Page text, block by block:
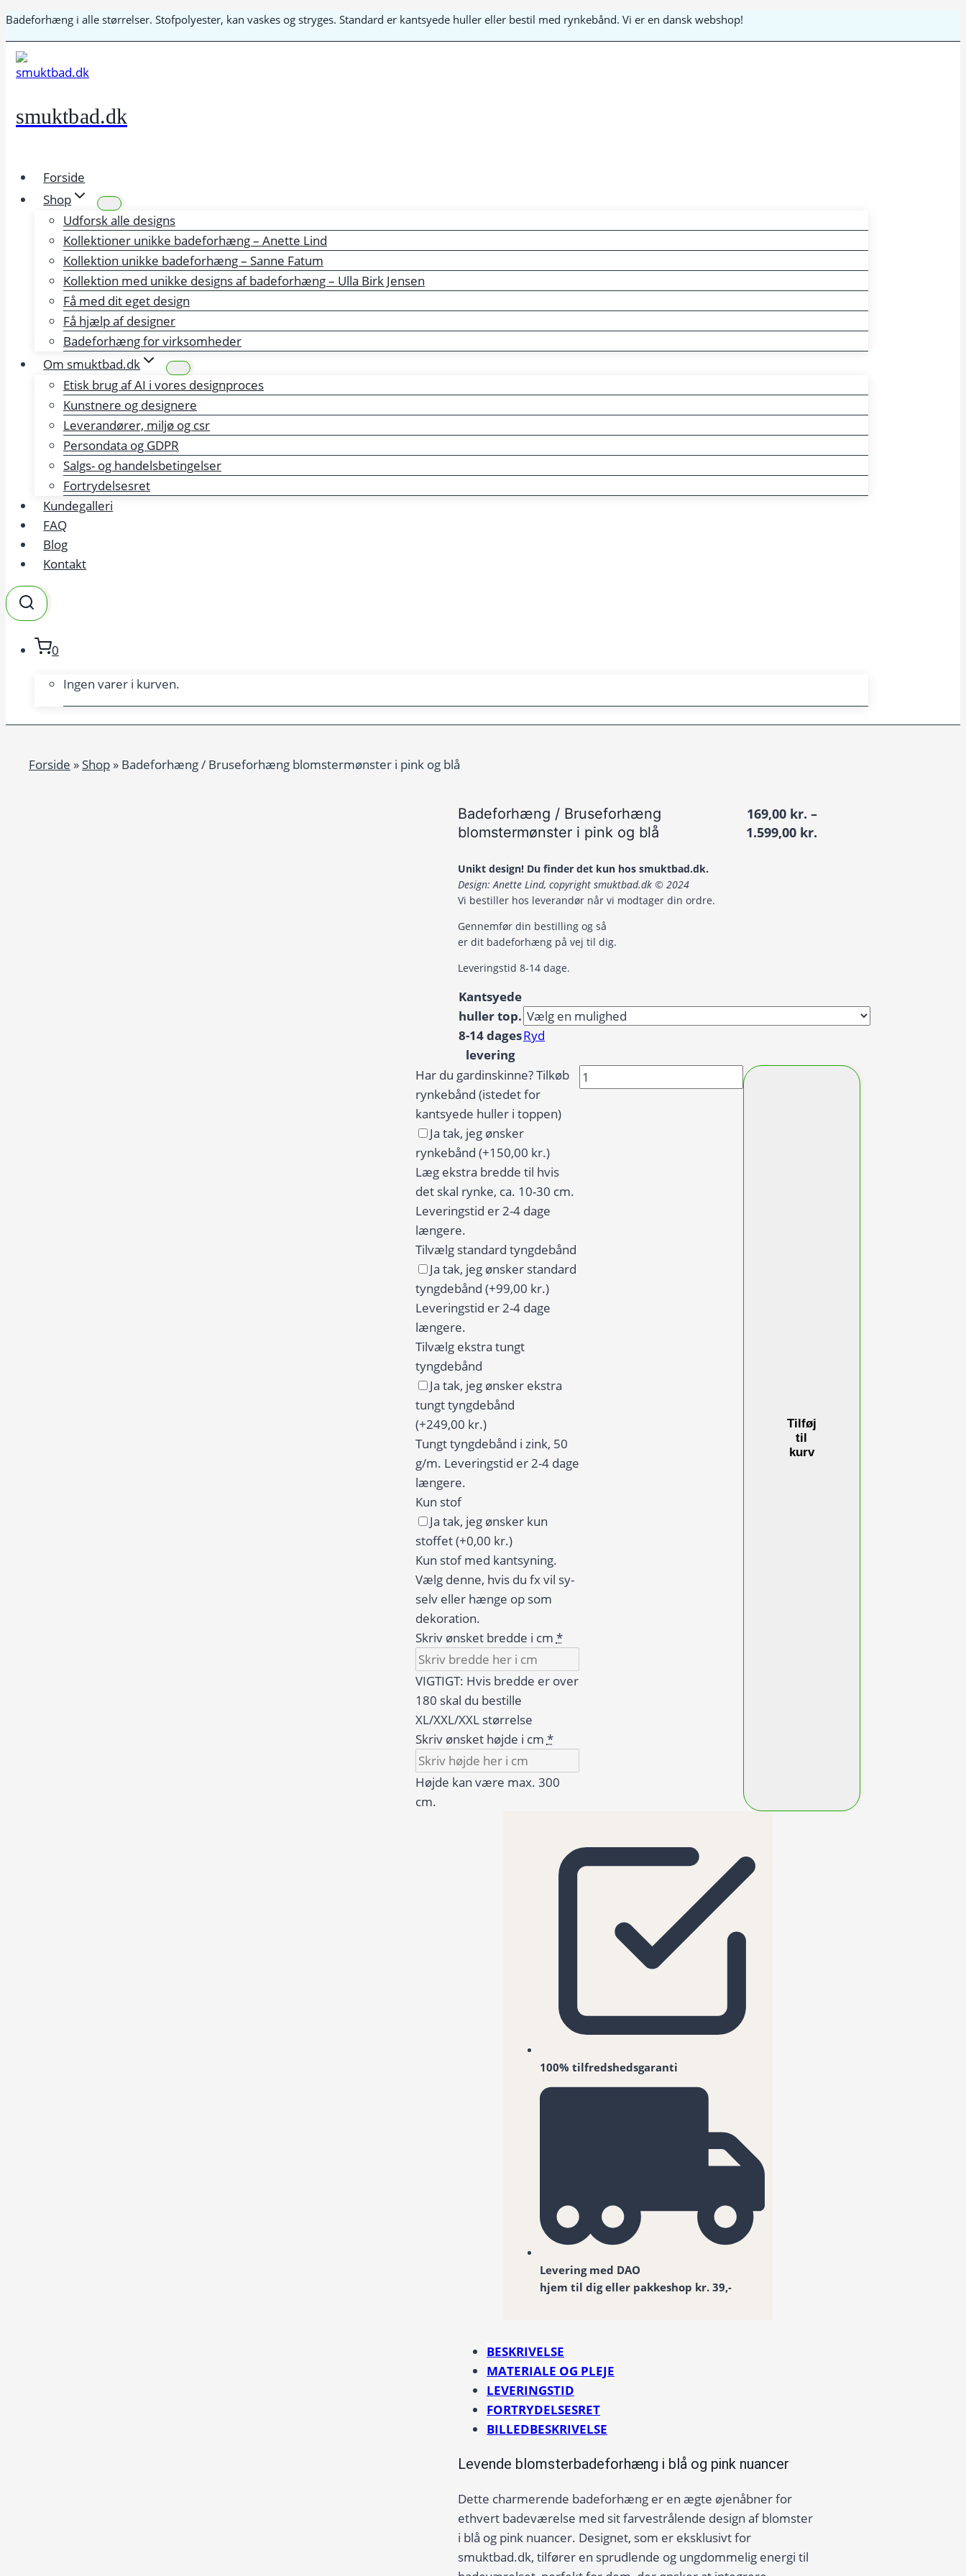
Fortsæt
til
indhold
Badeforhæng i alle størrelser. Stofpolyester, kan vaskes og stryges. Standard er kantsyede huller eller bestil med rynkebånd. Vi er en dansk webshop!
smuktbad.dk
Forside
Shop
Udforsk alle designs
Kollektioner unikke badeforhæng – Anette Lind
Kollektion unikke badeforhæng – Sanne Fatum
Kollektion med unikke designs af badeforhæng – Ulla Birk Jensen
Få med dit eget design
Få hjælp af designer
Badeforhæng for virksomheder
Om smuktbad.dk
Etisk brug af AI i vores designproces
Kunstnere og designere
Leverandører, miljø og csr
Persondata og GDPR
Salgs- og handelsbetingelser
Fortrydelsesret
Kundegalleri
FAQ
Blog
Kontakt
0
Ingen varer i kurven.
Forside »Shop » Badeforhæng / Bruseforhæng blomstermønster i pink og blå
Badeforhæng / Bruseforhæng
blomstermønster i pink og blå
169,00 kr. –
1.599,00 kr.
Unikt design! Du finder det kun hos smuktbad.dk.
Design: Anette Lind, copyright smuktbad.dk © 2024
Vi bestiller hos leverandør når vi modtager din ordre.
Gennemfør din bestilling og så
er dit badeforhæng på vej til dig.
Leveringstid 8-14 dage.
Kantsyede
huller top.
8-14 dages
levering
Ryd
Har du gardinskinne? Tilkøb
rynkebånd (istedet for
kantsyede huller i toppen)
Ja tak, jeg ønsker
rynkebånd (+150,00 kr.)
Læg ekstra bredde til hvis
det skal rynke, ca. 10-30 cm.
Leveringstid er 2-4 dage
længere.
Tilvælg standard tyngdebånd
Ja tak, jeg ønsker standard
tyngdebånd (+99,00 kr.)
Leveringstid er 2-4 dage
længere.
Tilvælg ekstra tungt
tyngdebånd
Ja tak, jeg ønsker ekstra
tungt tyngdebånd
(+249,00 kr.)
Tungt tyngdebånd i zink, 50
g/m. Leveringstid er 2-4 dage
længere.
Kun stof
Ja tak, jeg ønsker kun
stoffet(+0,00 kr.)
Kun stof med kantsyning.
Vælg denne, hvis du fx vil sy-
selv eller hænge op som
dekoration.
Skriv ønsket bredde i cm *
VIGTIGT: Hvis bredde er over
180 skal du bestille
XL/XXL/XXL størrelse
Skriv ønsket højde i cm *
Højde kan være max. 300
cm.
Badeforhæng
/
Tilføj
til
kurv
100% tilfredshedsgaranti
Levering med DAO
hjem til dig eller pakkeshop kr. 39,-
BESKRIVELSE
MATERIALE OG PLEJE
LEVERINGSTID
FORTRYDELSESRET
BILLEDBESKRIVELSE
Levende blomsterbadeforhæng i blå og pink nuancer
Dette charmerende badeforhæng er en ægte øjenåbner for
ethvert badeværelse med sit farvestrålende design af blomster
i blå og pink nuancer. Designet, som er eksklusivt for
smuktbad.dk, tilfører en sprudlende og ungdommelig energi til